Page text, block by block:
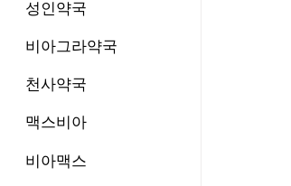
성인약국
비아그라약국
천사약국
맥스비아
비아맥스